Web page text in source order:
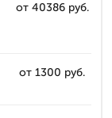
от 40386 руб.
от 1300 руб.